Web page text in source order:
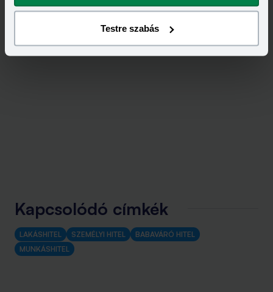
Testre szabás
Kapcsolódó címkék
LAKÁSHITEL SZEMÉLYI HITEL
BABAVÁRÓ HITEL
MUNKÁSHITEL